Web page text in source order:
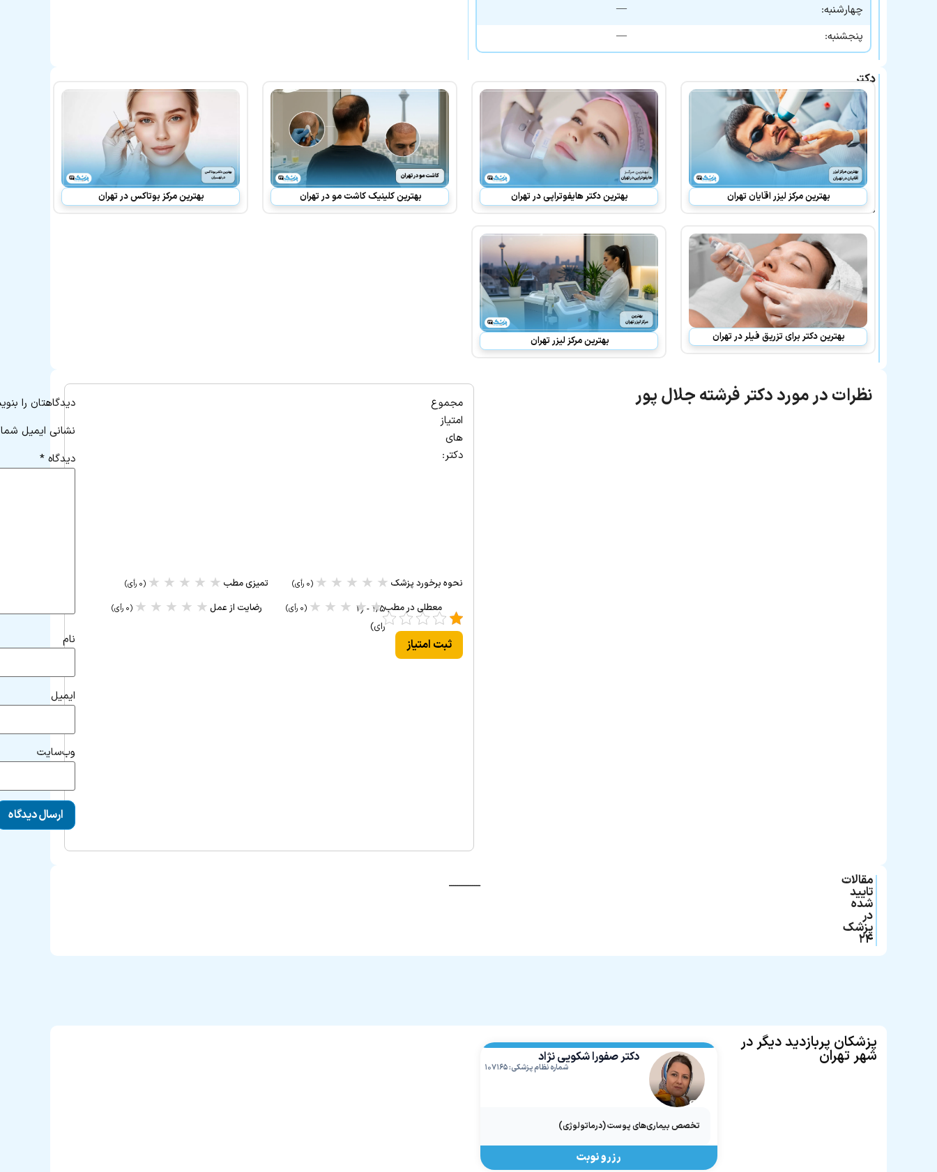
چهارشنبه:
—
پنجشنبه:
—
دکتر
فرشته
جلال
پور
در
لیست
بهترین
پزشکان
معرفی
شده
نیز
هستند:
بهترین مرکز لیزر اقایان تهران بهترین دکتر هایفوتراپی در تهران بهترین کلینیک کاشت مو در تهران بهترین مرکز بوتاکس در تهران
بهترین دکتر برای تزریق فیلر در تهران بهترین مرکز لیزر تهران
نظرات در مورد دکتر فرشته جلال پور
مجموع
امتیاز
های
دکتر:
۱/۵ - (۱
رای)
نحوه برخورد پزشک ★
★
★
★
★ (۰ رأی) تمیزی مطب ★
★
★
★
★ (۰ رأی)
معطلی در مطب★
★
★
★
★ (۰ رأی) رضایت از عمل ★
★
★
★
★ (۰ رأی)
ثبت امتیاز
دیدگاهتان را
نشانی ایمیل
دیدگاه *
نام
ایمیل
وب‌سایت
مقالات
تایید
شده
در
پزشک
۲۴
ـــــــــــــــ
پزشکان پربازدید دیگر در
شهر تهران دکتر صفورا شکویی نژاد
شماره نظام پزشکی: ۱۰۷۱۶۵
تخصص بیماری‌های پوست (درماتولوژی)
رزرو نوبت